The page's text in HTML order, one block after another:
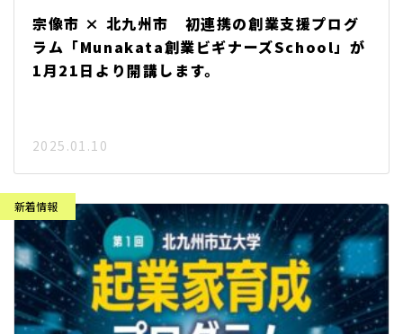
宗像市 × 北九州市 初連携の創業支援プログ
ラム「Munakata創業ビギナーズSchool」が
1月21日より開講します。
2025.01.10